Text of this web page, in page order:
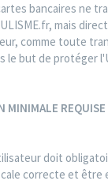
bancaires ne
mais
comme toute
le but de protéger
MINIMALE
doit
correcte et être